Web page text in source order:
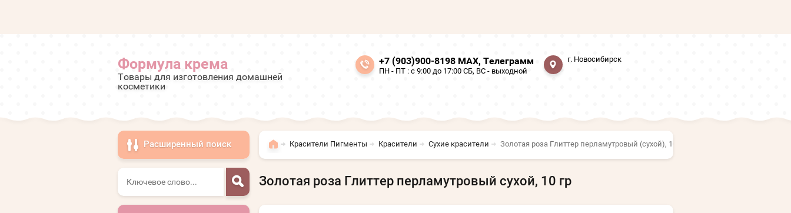
Формула крема
Товары для изготовления домашней
косметики
+7 (903)900-8198 МАХ, Телеграмм
ПН - ПТ : с 9:00 до 17:00 СБ, ВС - выходной
г. Новосибирск
Расширенный поиск Красители Пигменты Красители Сухие красители Золотая роза Глиттер перламутровый (сухой), 10 гр
Золотая роза Глиттер перламутровый сухой, 10 гр